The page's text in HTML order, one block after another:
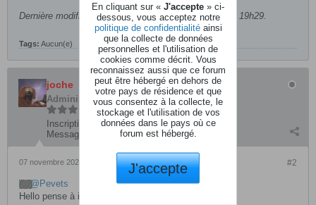
Dernière modification par Pevets, 07 novembre 2022, 19h29.
Tags: Aucun(e)
joche
Administrateur
Inscription:
mars 2004
Messages:
#2
07 novembre 2022, 19h25
Pevets
Hello pense à indiquer le prix dans ton annonce.
En cliquant sur « J'accepte » ci-
dessous, vous acceptez notre
politique de confidentialitéainsi
que la collecte de données
personnelles et l'utilisation de
cookies comme décrit. Vous
reconnaissez aussi que ce forum
peut être hébergé en dehors de
votre pays de résidence et que
vous consentez à la collecte, le
stockage et l'utilisation de vos
données dans le pays où ce
forum est hébergé.
J'accepte